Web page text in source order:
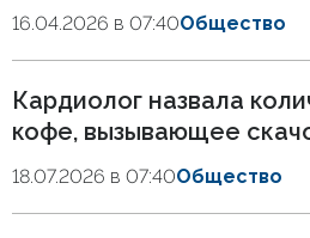
16.04.2026 в 07:40Общество
Кардиолог назвала
кофе, вызывающее
18.07.2026 в 07:40Общество